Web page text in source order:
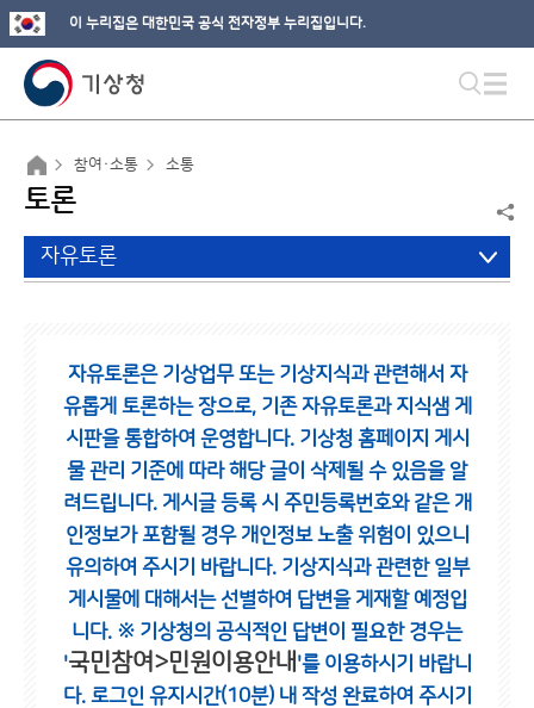
이 누리집은 대한민국 공식 전자정부 누리집입니다.
참여·소통 소통
토론
자유토론
자유토론은 기상업무 또는 기상지식과 관련해서 자
유롭게 토론하는 장으로, 기존 자유토론과 지식샘 게
시판을 통합하여 운영합니다. 기상청 홈페이지 게시
물 관리 기준에 따라 해당 글이 삭제될 수 있음을 알
려드립니다. 게시글 등록 시 주민등록번호와 같은 개
인정보가 포함될 경우 개인정보 노출 위험이 있으니
유의하여 주시기 바랍니다. 기상지식과 관련한 일부
게시물에 대해서는 선별하여 답변을 게재할 예정입
니다. ※ 기상청의 공식적인 답변이 필요한 경우는
'국민참여>민원이용안내 '를 이용하시기 바랍니
다. 로그인 유지시간(10분) 내 작성 완료하여 주시기